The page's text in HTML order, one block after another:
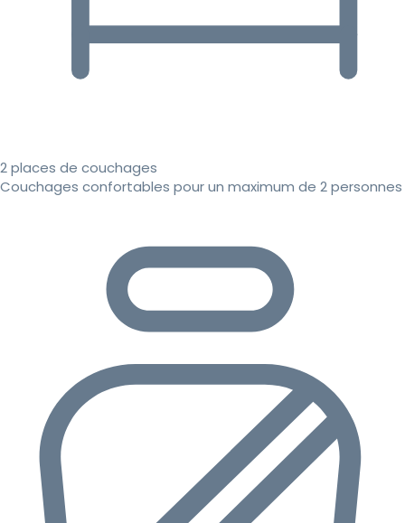
2 places de couchages
Couchages confortables pour un maximum de 2 personnes